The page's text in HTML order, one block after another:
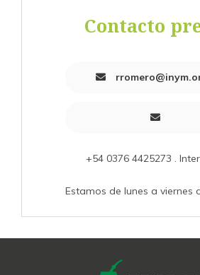
Contacto
+54 0376 4425273 .
Estamos de lunes a viernes